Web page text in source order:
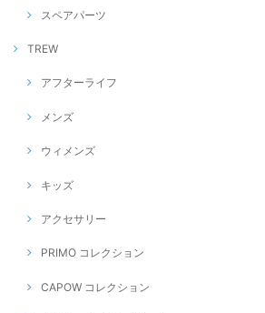
スペアパーツ
TREW
アフターライフ
メンズ
ウィメンズ
キッズ
アクセサリー
PRIMO コレクション
CAPOW コレクション